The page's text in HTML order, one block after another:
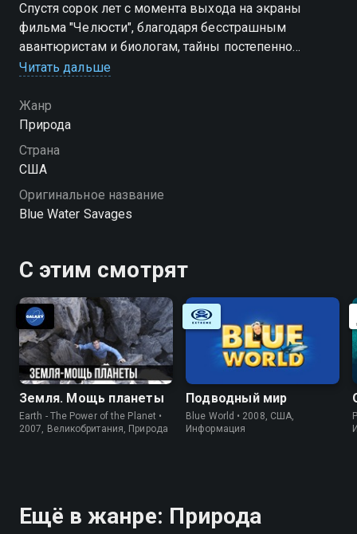
Спустя сорок лет с момента выхода на экраны
фильма "Челюсти", благодаря бесстрашным
авантюристам и биологам, тайны постепенно
раскрываются, демонстрируя поразительное
Читать дальше
Жанр
Природа
Страна
США
Оригинальное название
Blue Water Savages
С этим смотрят
Земля. Мощь планеты
Earth - The Power of the Planet •
2007, Великобритания, Природа
Подводный мир
Blue World • 2008, США,
Информация
Ещё в жанре: Природа